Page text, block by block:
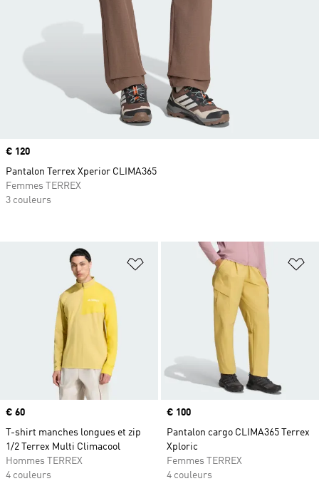
Ajouter à la Liste de produits
Prix
€ 60
T-shirt manches longues et zip
1/2 Terrex Multi Climacool
Hommes TERREX
4 couleurs
Prix
€ 100
Pantalon cargo CLIMA365 Terrex
Xploric
Femmes TERREX
4 couleurs
Prix
€ 120
Pantalon Terrex Xperior CLIMA365
Femmes TERREX
3 couleurs